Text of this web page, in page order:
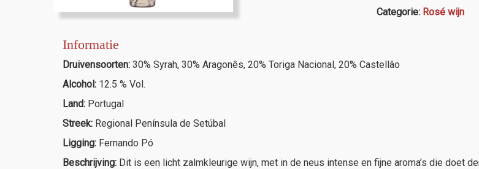
Setúbal
aantal
Categorie: Rosé wijn
Informatie
Druivensoorten: 30% Syrah, 30% Aragonês, 20% Toriga Nacional, 20% Castellâo
Alcohol: 12.5 % Vol.
Land: Portugal
Streek: Regional Península de Setúbal
Ligging: Fernando Pó
Beschrijving: Dit is een licht zalmkleurige wijn, met in de neus intense en fijne aroma’s die doet